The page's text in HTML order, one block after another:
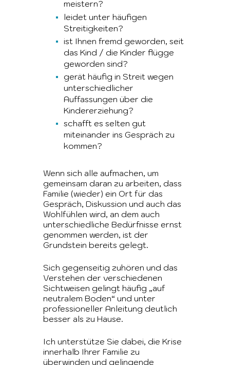
meistern?
leidet unter häufigen
Streitigkeiten?
ist Ihnen fremd geworden, seit
das Kind / die Kinder flügge
geworden sind?
gerät häufig in Streit wegen
unterschiedlicher
Auffassungen über die
Kindererziehung?
schafft es selten gut
miteinander ins Gespräch zu
kommen?
Wenn sich alle aufmachen, um
gemeinsam daran zu arbeiten, dass
Familie (wieder) ein Ort für das
Gespräch, Diskussion und auch das
Wohlfühlen wird, an dem auch
unterschiedliche Bedürfnisse ernst
genommen werden, ist der
Grundstein bereits gelegt.
Sich gegenseitig zuhören und das
Verstehen der verschiedenen
Sichtweisen gelingt häufig „auf
neutralem Boden“ und unter
professioneller Anleitung deutlich
besser als zu Hause.
Ich unterstütze Sie dabei, die Krise
innerhalb Ihrer Familie zu
überwinden und gelingende